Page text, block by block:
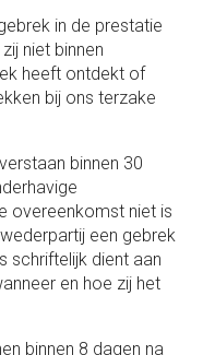
in de prestatie
niet binnen
heeft ontdekt of
bij ons terzake
binnen 30
overeenkomst niet is
een gebrek
schriftelijk dient aan
en hoe zij het
binnen 8 dagen na